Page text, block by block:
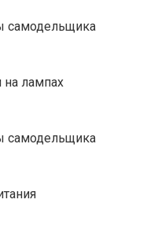
самодельщика
на лампах
самодельщика